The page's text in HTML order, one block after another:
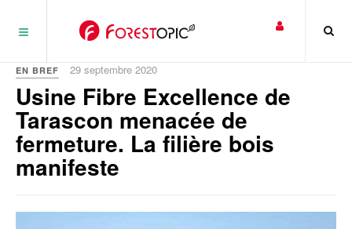
EN BREF 29 septembre 2020
Usine Fibre Excellence de
Tarascon menacée de
fermeture. La filière bois
manifeste